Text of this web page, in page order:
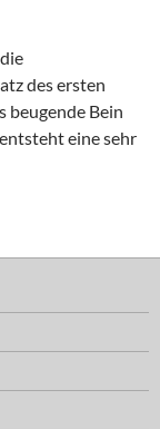
des ersten
beugende Bein
eine sehr